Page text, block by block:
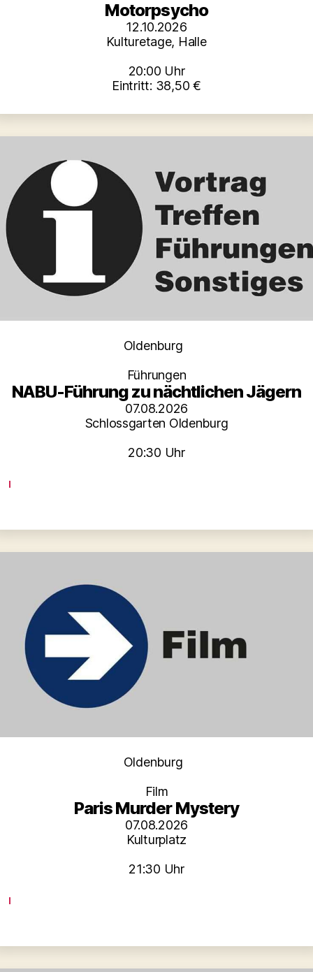
Motorpsycho
12.10.2026
Kulturetage, Halle
20:00 Uhr
Eintritt: 38,50 €
Kategorien
Oldenburg
Führungen
NABU-Führung zu nächtlichen Jägern
07.08.2026
Schlossgarten Oldenburg
20:30 Uhr
Kategorien
Oldenburg
Film
Paris Murder Mystery
07.08.2026
Kulturplatz
21:30 Uhr